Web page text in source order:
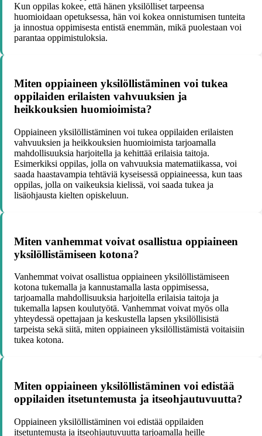
Kun oppilas kokee, että hänen yksilölliset tarpeensa
huomioidaan opetuksessa, hän voi kokea onnistumisen tunteita
ja innostua oppimisesta entistä enemmän, mikä puolestaan voi
parantaa oppimistuloksia.
Miten oppiaineen yksilöllistäminen voi tukea
oppilaiden erilaisten vahvuuksien ja
heikkouksien huomioimista?
Oppiaineen yksilöllistäminen voi tukea oppilaiden erilaisten
vahvuuksien ja heikkouksien huomioimista tarjoamalla
mahdollisuuksia harjoitella ja kehittää erilaisia taitoja.
Esimerkiksi oppilas, jolla on vahvuuksia matematiikassa, voi
saada haastavampia tehtäviä kyseisessä oppiaineessa, kun taas
oppilas, jolla on vaikeuksia kielissä, voi saada tukea ja
lisäohjausta kielten opiskeluun.
Miten vanhemmat voivat osallistua oppiaineen
yksilöllistämiseen kotona?
Vanhemmat voivat osallistua oppiaineen yksilöllistämiseen
kotona tukemalla ja kannustamalla lasta oppimisessa,
tarjoamalla mahdollisuuksia harjoitella erilaisia taitoja ja
tukemalla lapsen koulutyötä. Vanhemmat voivat myös olla
yhteydessä opettajaan ja keskustella lapsen yksilöllisistä
tarpeista sekä siitä, miten oppiaineen yksilöllistämistä voitaisiin
tukea kotona.
Miten oppiaineen yksilöllistäminen voi edistää
oppilaiden itsetuntemusta ja itseohjautuvuutta?
Oppiaineen yksilöllistäminen voi edistää oppilaiden
itsetuntemusta ja itseohjautuvuutta tarjoamalla heille